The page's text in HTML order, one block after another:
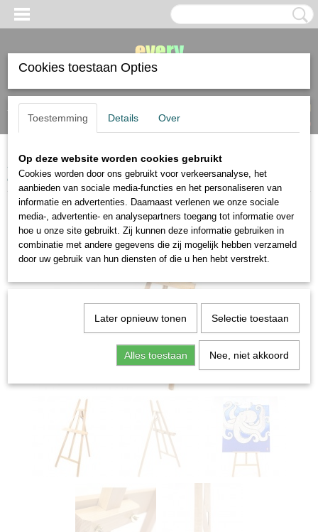
Inloggen Registreren
(0)
Home>diverse materialen>tekenstandaard ezel>Kangaro presentatie en
atelier ezel
Cookies toestaan Opties
Toestemming Details Over
Op deze website worden cookies gebruikt
Cookies worden door ons gebruikt voor verkeersanalyse, het
aanbieden van sociale media-functies en het personaliseren van
informatie en advertenties. Daarnaast verlenen we onze sociale
media-, advertentie- en analysepartners toegang tot informatie over
hoe u onze site gebruikt. Zij kunnen deze informatie gebruiken in
combinatie met andere gegevens die zij mogelijk hebben verzameld
door uw gebruik van hun diensten of die u hen hebt verstrekt.
Later opnieuw tonen Selectie toestaan
Alles toestaan Nee, niet akkoord